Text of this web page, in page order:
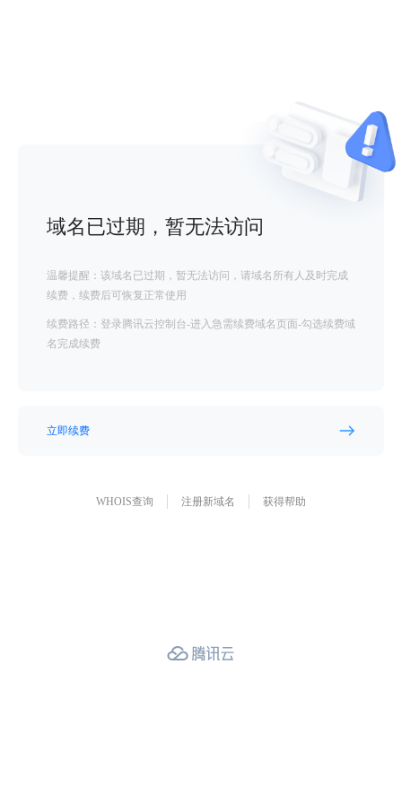
域名已过期，暂无法访问
温馨提醒：该域名已过期，暂无法访问，请域名所有人及时完成
续费，续费后可恢复正常使用
续费路径：登录腾讯云控制台-进入急需续费域名页面-勾选续费域
名完成续费
立即续费
WHOIS查询 注册新域名 获得帮助